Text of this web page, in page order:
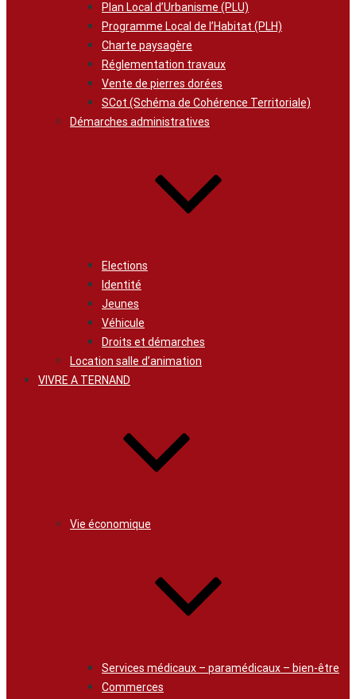
Plan Local d’Urbanisme (PLU)
Programme Local de l’Habitat (PLH)
Charte paysagère
Réglementation travaux
Vente de pierres dorées
SCot (Schéma de Cohérence Territoriale)
Démarches administratives
Elections
Identité
Jeunes
Véhicule
Droits et démarches
Location salle d’animation
VIVRE A TERNAND
Vie économique
Services médicaux – paramédicaux – bien-être
Commerces